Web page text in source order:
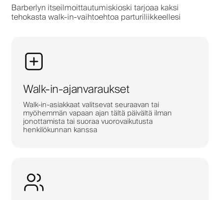
Barberlyn itseilmoittautumiskioski tarjoaa kaksi
tehokasta walk-in-vaihtoehtoa parturiliikkeellesi
Walk-in-ajanvaraukset
Walk-in-asiakkaat valitsevat seuraavan tai
myöhemmän vapaan ajan tältä päivältä ilman
jonottamista tai suoraa vuorovaikutusta
henkilökunnan kanssa